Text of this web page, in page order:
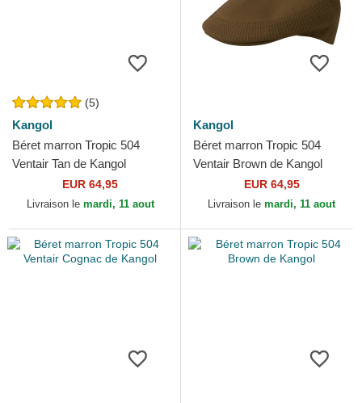
(5)
Kangol
Béret marron Tropic 504
Ventair Tan de Kangol
EUR 64,95
Livraison le mardi, 11 aout
Kangol
Béret marron Tropic 504
Ventair Brown de Kangol
EUR 64,95
Livraison le mardi, 11 aout